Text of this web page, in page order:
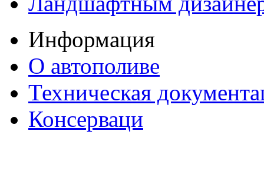
Информация
О автополиве
Техническая
Консерваци